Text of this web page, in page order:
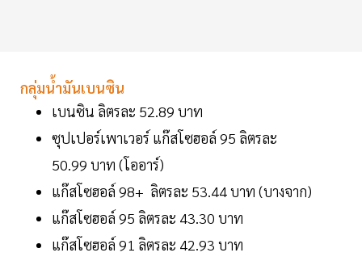
กลุ่มน้ำมันเบนซิน
เบนซิน ลิตรละ 52.89 บาท
ซุปเปอร์เพาเวอร์ แก๊สโซฮอล์ 95 ลิตรละ
50.99 บาท (โออาร์)
แก๊สโซฮอล์ 98+ ลิตรละ 53.44 บาท (บางจาก)
แก๊สโซฮอล์ 95 ลิตรละ 43.30 บาท
แก๊สโซฮอล์ 91 ลิตรละ 42.93 บาท